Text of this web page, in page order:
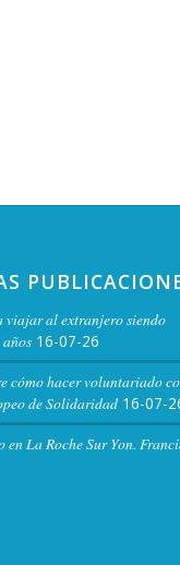
viajar al extranjero siendo
16-07-26
cómo hacer voluntariado
de Solidaridad 16-07-
en La Roche Sur Yon.